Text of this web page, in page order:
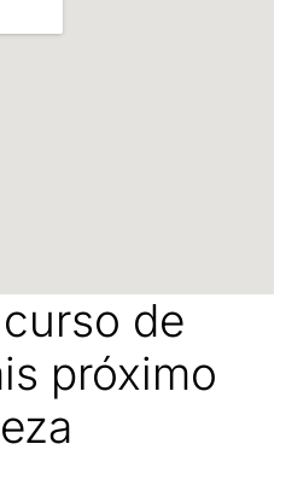
de
próximo